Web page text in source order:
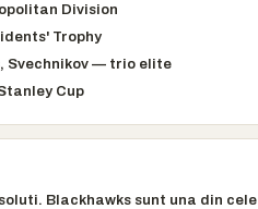
Division
Trophy
Svechnikov — trio elite
Cup
Blackhawks sunt una din cele